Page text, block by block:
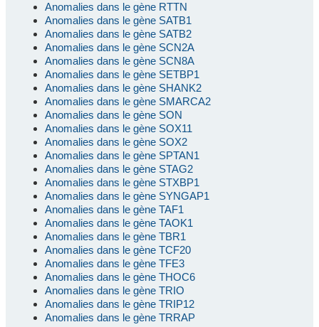
Anomalies dans le gène RTTN
Anomalies dans le gène SATB1
Anomalies dans le gène SATB2
Anomalies dans le gène SCN2A
Anomalies dans le gène SCN8A
Anomalies dans le gène SETBP1
Anomalies dans le gène SHANK2
Anomalies dans le gène SMARCA2
Anomalies dans le gène SON
Anomalies dans le gène SOX11
Anomalies dans le gène SOX2
Anomalies dans le gène SPTAN1
Anomalies dans le gène STAG2
Anomalies dans le gène STXBP1
Anomalies dans le gène SYNGAP1
Anomalies dans le gène TAF1
Anomalies dans le gène TAOK1
Anomalies dans le gène TBR1
Anomalies dans le gène TCF20
Anomalies dans le gène TFE3
Anomalies dans le gène THOC6
Anomalies dans le gène TRIO
Anomalies dans le gène TRIP12
Anomalies dans le gène TRRAP